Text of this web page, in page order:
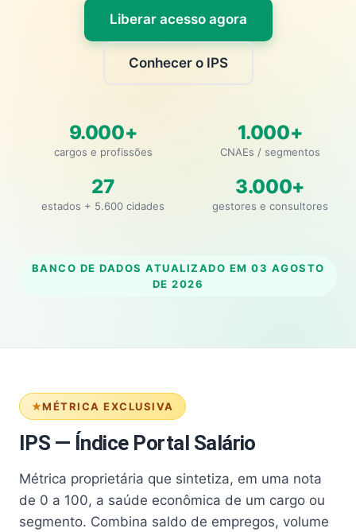
Liberar acesso agora
Conhecer o IPS
9.000+
cargos e profissões
1.000+
CNAEs / segmentos
27
estados + 5.600 cidades
3.000+
gestores e consultores
BANCO DE DADOS ATUALIZADO EM 03 AGOSTO
DE 2026
MÉTRICA EXCLUSIVA
IPS — Índice Portal Salário
Métrica proprietária que sintetiza, em uma nota
de 0 a 100, a saúde econômica de um cargo ou
segmento. Combina saldo de empregos, volume